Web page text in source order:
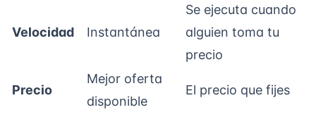
Velocidad Instantánea
Se ejecuta cuando
alguien toma tu
precio
Precio
Mejor oferta
disponible
El precio que fijes